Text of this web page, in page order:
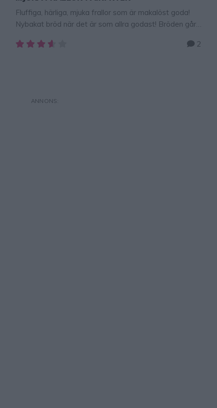
Fluffiga, härliga, mjuka frallor som är makalöst goda!
Nybakat bröd när det är som allra godast! Bröden går
AIRFRYER Jag är så glad och nöjd över min airfryer!
2